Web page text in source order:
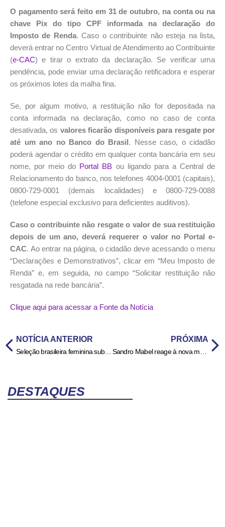
O pagamento será feito em 31 de outubro, na conta ou na
chave Pix do tipo CPF informada na declaração do
Imposto de Renda. Caso o contribuinte não esteja na lista,
deverá entrar no Centro Virtual de Atendimento ao Contribuinte
(e-CAC) e tirar o extrato da declaração. Se verificar uma
pendência, pode enviar uma declaração retificadora e esperar
os próximos lotes da malha fina.
Se, por algum motivo, a restituição não for depositada na
conta informada na declaração, como no caso de conta
desativada, os valores ficarão disponíveis para resgate por
até um ano no Banco do Brasil. Nesse caso, o cidadão
poderá agendar o crédito em qualquer conta bancária em seu
nome, por meio do Portal BB ou ligando para a Central de
Relacionamento do banco, nos telefones 4004-0001 (capitais),
0800-729-0001 (demais localidades) e 0800-729-0088
(telefone especial exclusivo para deficientes auditivos).
Caso o contribuinte não resgate o valor de sua restituição
depois de um ano, deverá requerer o valor no Portal e-
CAC. Ao entrar na página, o cidadão deve acessando o menu
“Declarações e Demonstrativos”, clicar em “Meu Imposto de
Renda” e, em seguida, no campo “Solicitar restituição não
resgatada na rede bancária”.
Clique aqui para acessar a Fonte da Notícia
NOTÍCIA ANTERIOR
Seleção brasileira feminina sub-20 inicia série de amistosos contra o México em Goiânia
PRÓXIMA
DESTAQUES